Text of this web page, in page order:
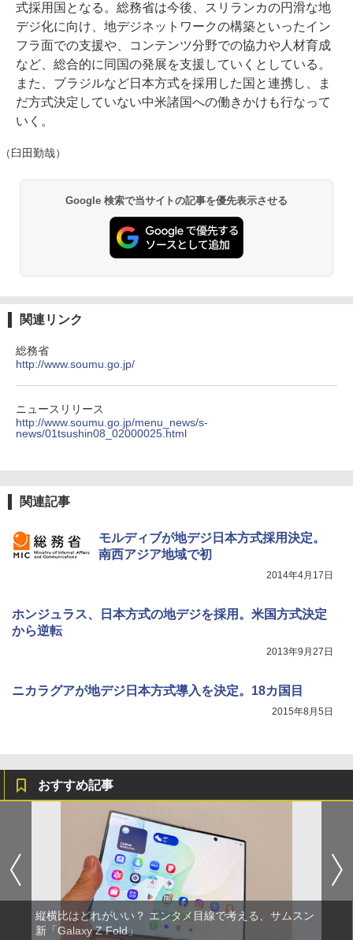
式採用国となる。総務省は今後、スリランカの円滑な地
デジ化に向け、地デジネットワークの構築といったイン
フラ面での支援や、コンテンツ分野での協力や人材育成
など、総合的に同国の発展を支援していくとしている。
また、ブラジルなど日本方式を採用した国と連携し、ま
だ方式決定していない中米諸国への働きかけも行なって
いく。
（臼田勤哉）
Google 検索で当サイトの記事を優先表示させる
関連リンク
総務省
http://www.soumu.go.jp/
ニュースリリース
http://www.soumu.go.jp/menu_news/s-
news/01tsushin08_02000025.html
関連記事
モルディブが地デジ日本方式採用決定。
南西アジア地域で初
2014年4月17日
ホンジュラス、日本方式の地デジを採用。米国方式決定
から逆転
2013年9月27日
ニカラグアが地デジ日本方式導入を決定。18カ国目
2015年8月5日
おすすめ記事
縦横比はどれがいい？ エンタメ目線で考える、サムスン
新「Galaxy Z Fold」